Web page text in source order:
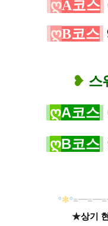
ღA코스
ღB코스
❥ 스
ღA코스
ღB코스
°✼°≡━≡━≡
★상기